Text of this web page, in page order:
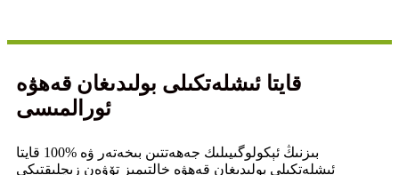
قايتا ئىشلەتكىلى بولىدىغان قەھۋە
ئورالمىسى
بىزنىڭ ئېكولوگىيىلىك جەھەتتىن بىخەتەر ۋە %100 قايتا
ئىشلەتكىلى بولىدىغان قەھۋە خالتىمىز تۆۋەن زىچلىقتىكى